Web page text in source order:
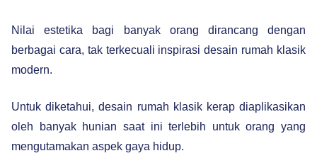
Nilai estetika bagi banyak orang dirancang dengan
berbagai cara, tak terkecuali inspirasi desain rumah klasik
modern.
Untuk diketahui, desain rumah klasik kerap diaplikasikan
oleh banyak hunian saat ini terlebih untuk orang yang
mengutamakan aspek gaya hidup.